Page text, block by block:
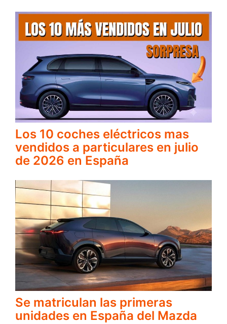
Los 10 coches eléctricos mas
vendidos a particulares en julio
de 2026 en España
Se matriculan las primeras
unidades en España del Mazda